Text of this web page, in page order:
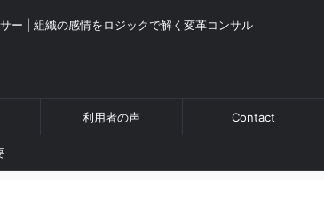
ー | 組織の感情をロジックで解く変革コンサル
利用者の声 Contact